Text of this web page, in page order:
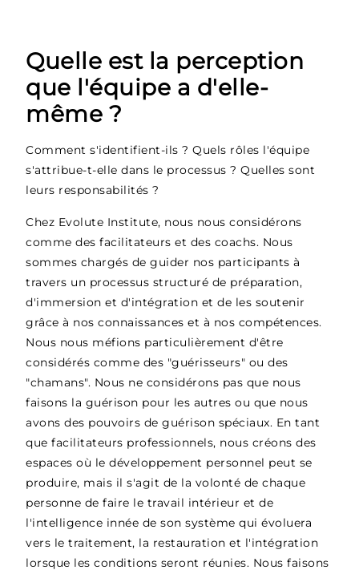
Quelle est la perception
que l'équipe a d'elle-
même ?
Comment s'identifient-ils ? Quels rôles l'équipe
s'attribue-t-elle dans le processus ? Quelles sont
leurs responsabilités ?
Chez Evolute Institute, nous nous considérons
comme des facilitateurs et des coachs. Nous
sommes chargés de guider nos participants à
travers un processus structuré de préparation,
d'immersion et d'intégration et de les soutenir
grâce à nos connaissances et à nos compétences.
Nous nous méfions particulièrement d'être
considérés comme des "guérisseurs" ou des
"chamans". Nous ne considérons pas que nous
faisons la guérison pour les autres ou que nous
avons des pouvoirs de guérison spéciaux. En tant
que facilitateurs professionnels, nous créons des
espaces où le développement personnel peut se
produire, mais il s'agit de la volonté de chaque
personne de faire le travail intérieur et de
l'intelligence innée de son système qui évoluera
vers le traitement, la restauration et l'intégration
lorsque les conditions seront réunies. Nous faisons